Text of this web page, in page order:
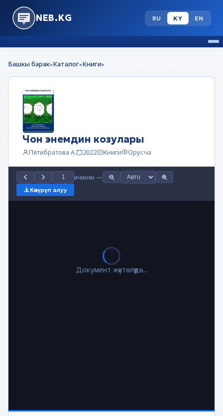
NEB.KG RU KY EN
Башкы барак»Каталог»Книги»
Чон энемдин козулары
Пятибратова А. 2022 Книги Орусча
ичинен —
Көчүрүп алуу
Документ жүктөлүүдө...